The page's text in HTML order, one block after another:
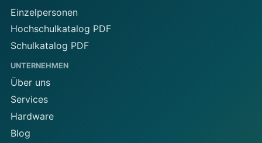
Einzelpersonen
Hochschulkatalog PDF
Schulkatalog PDF
UNTERNEHMEN
Über uns
Services
Hardware
Blog